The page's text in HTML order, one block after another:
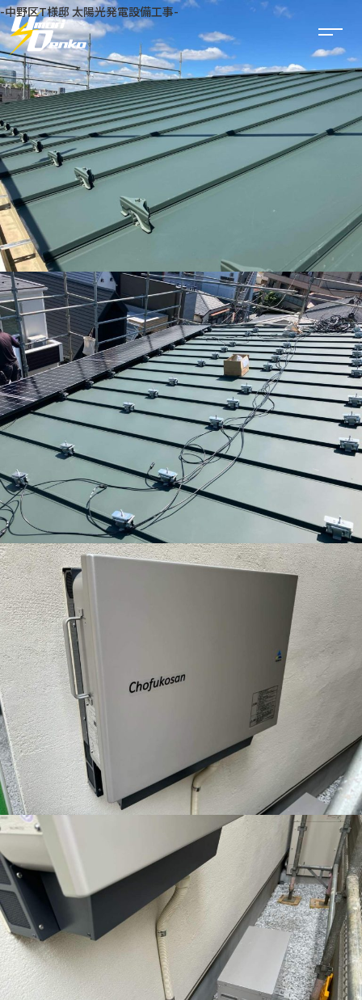
事業内容
太陽光発電
電気工事
建築・リフォーム
公共工事
空調工事
実績一覧
sumika-スミカ
公共工事
太陽光発電
建築・リフォーム
空調工事
電気工事
会社情報
ご挨拶
会社案内
会社沿革
アクセス
採用情報
お問い合わせ
-中野区T様邸 太陽光発電設備工事-